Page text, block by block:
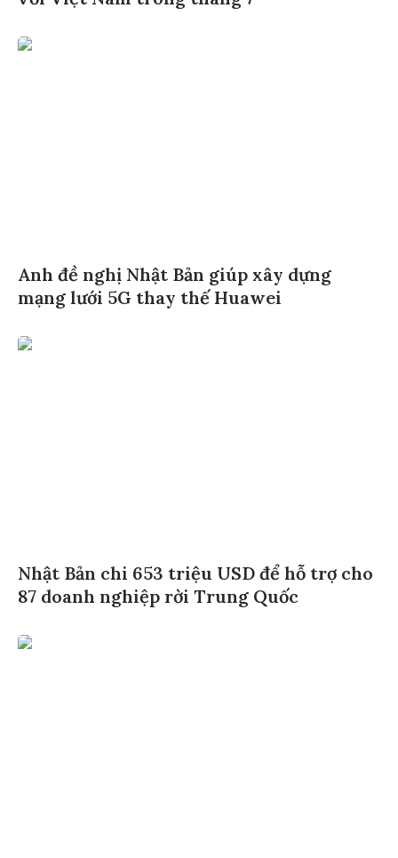
Anh đề nghị Nhật Bản giúp xây dựng
mạng lưới 5G thay thế Huawei
Nhật Bản chi 653 triệu USD để hỗ trợ cho
87 doanh nghiệp rời Trung Quốc